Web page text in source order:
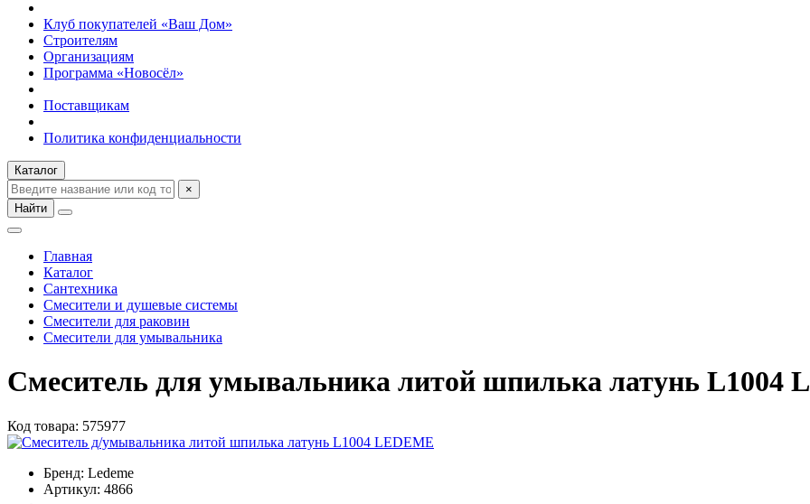
Клуб покупателей «Ваш Дом»
Строителям
Организациям
Программа «Новосёл»
Поставщикам
Политика конфиденциальности
Каталог
×
Найти
Главная
Каталог
Сантехника
Смесители и душевые системы
Смесители для раковин
Смесители для умывальника
Смеситель для умывальника литой шпилька латунь L1004
Код товара: 575977
Бренд: Ledeme
Артикул: 4866